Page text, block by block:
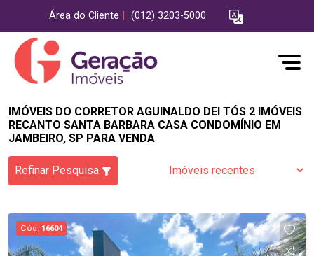
Área do Cliente (012) 3203-5000
IMÓVEIS DO CORRETOR AGUINALDO DEI TÓS 2 IMÓVEIS
RECANTO SANTA BARBARA CASA CONDOMÍNIO EM
JAMBEIRO, SP PARA VENDA
Refinar Pesquisa
Cód. 16604